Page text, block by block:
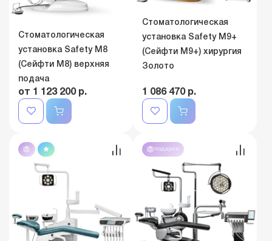
Стоматологическая
установка Safety M8
(Сейфти M8) верхняя
подача
от 1 123 200 р.
Стоматологическая
установка Safety M9+
(Сейфти M9+) хирургия
Золото
1 086 470 р.
подарки